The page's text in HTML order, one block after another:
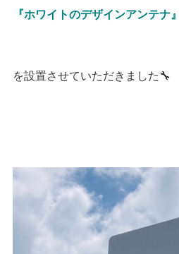
『ホワイトのデザインアンテナ』
を設置させていただきました🔧